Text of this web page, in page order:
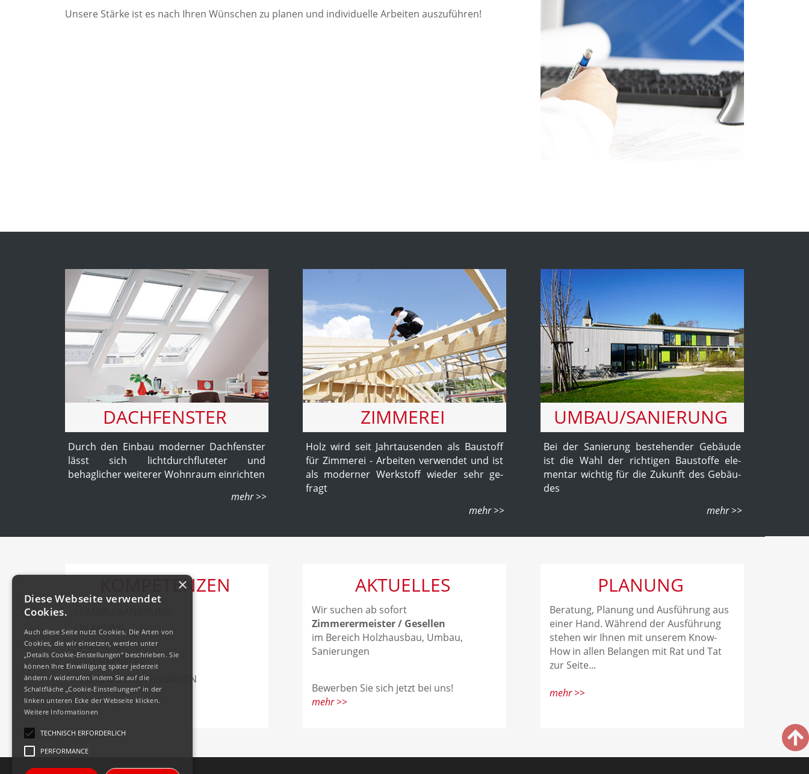
Unsere Stärke ist es nach Ihren Wünschen zu planen und individuelle Arbeiten auszuführen!
DACHFENSTER
Durch den Einbau moderner Dachfenster
lässt sich lichtdurchfluteter und
behaglicher weiterer Wohnraum einrichten
ZIMMEREI
Holz wird seit Jahr­tausenden als Bau­stoff
für Zim­merei - Ar­bei­ten ver­wen­det und ist
als mo­der­ner Werk­stoff wieder sehr ge­
fragt
UMBAU/SANIERUNG
Bei der Sa­nie­rung be­ste­hen­der Ge­bäu­de
ist die Wahl der rich­ti­gen Bau­stoffe ele­
men­tar wichtig für die Zu­kunft des Ge­bäu­
des
KOMPETENZEN
› PLANUNG
› ZIMMEREI
› DACHFENSTER
› SONDERANFERTIGUNGEN
AKTUELLES
Wir suchen ab sofort
Zimmerermeister / Gesellen
im Bereich Holzhausbau, Umbau,
Sanierungen
Bewerben Sie sich jetzt bei uns!
mehr >>
PLANUNG
Beratung, Planung und Ausführung aus
einer Hand. Während der Ausführung
stehen wir Ihnen mit unserem Know-
How in allen Belangen mit Rat und Tat
zur Seite...
mehr >>
×
Diese Webseite verwendet
Cookies.
Auch diese Seite nutzt Cookies. Die Arten von
Cookies, die wir einsetzen, werden unter
„Details Cookie-Einstellungen“ beschrieben. Sie
können Ihre Einwilligung später jederzeit
ändern / widerrufen indem Sie auf die
Schaltfläche „Cookie-Einstellungen“ in der
linken unteren Ecke der Webseite klicken.
Weitere Informationen
TECHNISCH ERFORDERLICH
PERFORMANCE